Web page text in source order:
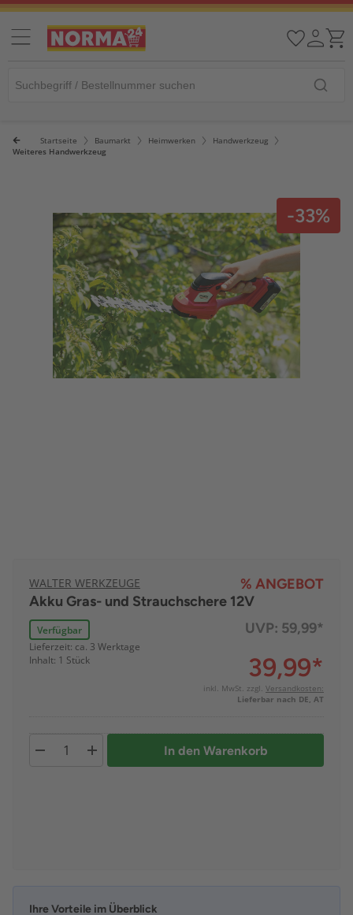
Startseite Baumarkt Heimwerken
Handwerkzeug
Weiteres Handwerkzeug
-33%
WALTER WERKZEUGE
% ANGEBOT
Akku Gras- und Strauchschere 12V
Verfügbar
Lieferzeit: ca. 3 Werktage
Inhalt: 1 Stück
UVP: 59,99*
39,99*
inkl. MwSt. zzgl. Versandkosten:
Lieferbar nach DE, AT
In den Warenkorb
Ihre Vorteile im Überblick